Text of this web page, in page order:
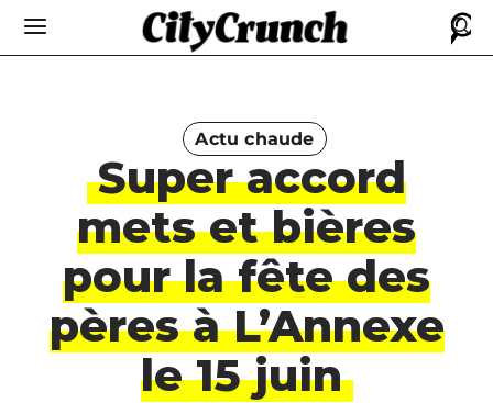
Actu chaude
Super accord
mets et bières
pour la fête des
pères à L’Annexe
le 15 juin